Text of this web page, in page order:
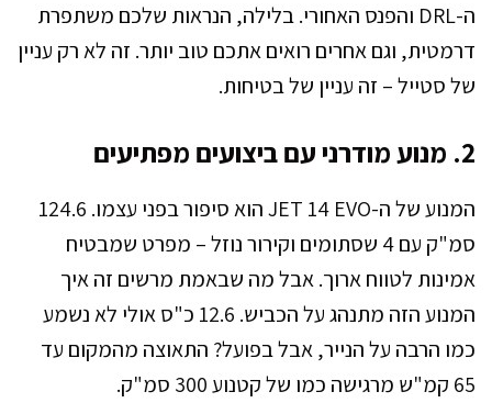
ה-DRL והפנס האחורי. בלילה, הנראות שלכם משתפרת
דרמטית, וגם אחרים רואים אתכם טוב יותר. זה לא רק עניין
של סטייל – זה עניין של בטיחות.
2. מנוע מודרני עם ביצועים מפתיעים
המנוע של ה-JET 14 EVO הוא סיפור בפני עצמו. 124.6
סמ"ק עם 4 שסתומים וקירור נוזל – מפרט שמבטיח
אמינות לטווח ארוך. אבל מה שבאמת מרשים זה איך
המנוע הזה מתנהג על הכביש. 12.6 כ"ס אולי לא נשמע
כמו הרבה על הנייר, אבל בפועל? התאוצה מהמקום עד
65 קמ"ש מרגישה כמו של קטנוע 300 סמ"ק.